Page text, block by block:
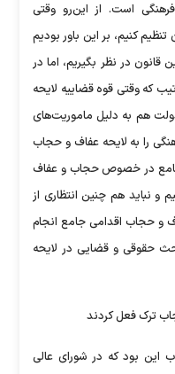
است. از این‌رو وقتی
کنیم، بر این باور بودیم
قانون در نظر بگیریم، اما در
که وقتی قوه قضاییه لایحه
هم به دلیل ماموریت‌های
را به لایحه عفاف و حجاب
در خصوص حجاب و عفاف
و نباید هم چنین انتظاری از
و حجاب اقدامی جامع انجام
حقوقی و قضایی در لایحه
این بود که در شورای عالی